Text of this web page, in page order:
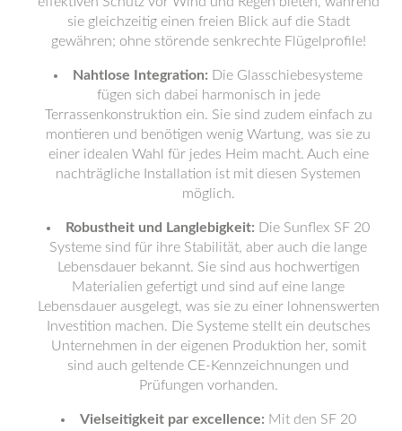
sie gleichzeitig einen freien Blick auf die Stadt
gewähren; ohne störende senkrechte Flügelprofile!
Nahtlose Integration: Die Glasschiebesysteme
fügen sich dabei harmonisch in jede
Terrassenkonstruktion ein. Sie sind zudem einfach zu
montieren und benötigen wenig Wartung, was sie zu
einer idealen Wahl für jedes Heim macht. Auch eine
nachträgliche Installation ist mit diesen Systemen
möglich.
Robustheit und Langlebigkeit: Die Sunflex SF 20
Systeme sind für ihre Stabilität, aber auch die lange
Lebensdauer bekannt. Sie sind aus hochwertigen
Materialien gefertigt und sind auf eine lange
Lebensdauer ausgelegt, was sie zu einer lohnenswerten
Investition machen. Die Systeme stellt ein deutsches
Unternehmen in der eigenen Produktion her, somit
sind auch geltende CE-Kennzeichnungen und
Prüfungen vorhanden.
Vielseitigkeit par excellence: Mit den SF 20